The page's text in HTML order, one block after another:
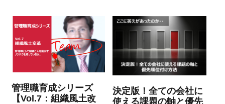
管理職育成シリーズ
【Vol.7：組織風土改
決定版！全ての会社に
使える課題の軸と優先